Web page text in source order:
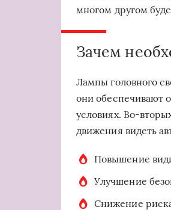
многом другом
Зачем
Лампы головного
они обеспечивают
условиях. Во-
движения видеть
Повышение
Улучшение
Снижение